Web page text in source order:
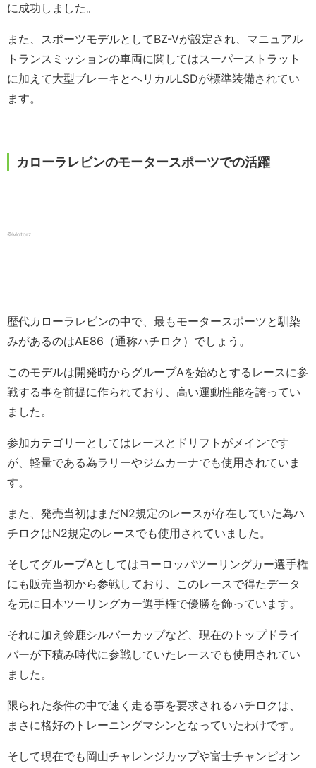
に成功しました。
また、スポーツモデルとしてBZ-Vが設定され、マニュアル
トランスミッションの車両に関してはスーパーストラット
に加えて大型ブレーキとヘリカルLSDが標準装備されてい
ます。
カローラレビンのモータースポーツでの活躍
©Motorz
歴代カローラレビンの中で、最もモータースポーツと馴染
みがあるのはAE86（通称ハチロク）でしょう。
このモデルは開発時からグループAを始めとするレースに参
戦する事を前提に作られており、高い運動性能を誇ってい
ました。
参加カテゴリーとしてはレースとドリフトがメインです
が、軽量である為ラリーやジムカーナでも使用されていま
す。
また、発売当初はまだN2規定のレースが存在していた為ハ
チロクはN2規定のレースでも使用されていました。
そしてグループAとしてはヨーロッパツーリングカー選手権
にも販売当初から参戦しており、このレースで得たデータ
を元に日本ツーリングカー選手権で優勝を飾っています。
それに加え鈴鹿シルバーカップなど、現在のトップドライ
バーが下積み時代に参戦していたレースでも使用されてい
ました。
限られた条件の中で速く走る事を要求されるハチロクは、
まさに格好のトレーニングマシンとなっていたわけです。
そして現在でも岡山チャレンジカップや富士チャンピオン